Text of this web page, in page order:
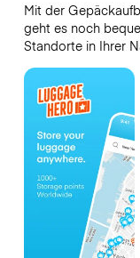
Mit der
geht es noch
Standorte in Ihrer